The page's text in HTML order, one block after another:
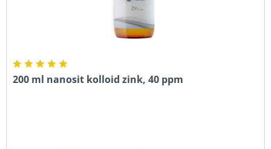
200 ml nanosit kolloid zink, 40 ppm